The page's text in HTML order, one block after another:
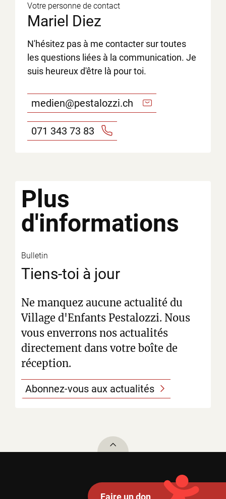
Mariel Diez
Votre personne de contact
N'hésitez pas à me contacter sur toutes
les questions liées à la communication. Je
suis heureux d'être là pour toi.
medien@pestalozzi.ch
071 343 73 83
Plus
d'informations
Bulletin
Tiens-toi à jour
Ne manquez aucune actualité du
Village d'Enfants Pestalozzi. Nous
vous enverrons nos actualités
directement dans votre boîte de
réception.
Abonnez-vous aux actualités
To top
Faire un don